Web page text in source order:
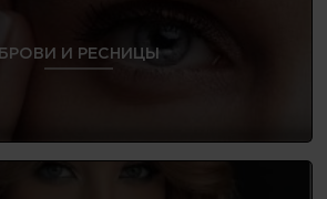
БРОВИ И РЕСНИЦЫ